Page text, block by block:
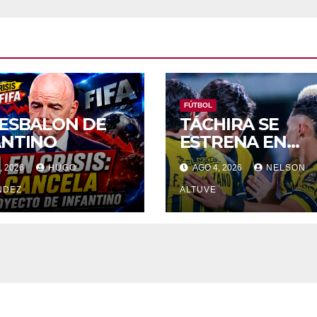
DE
2026 HUGO
FÚTBOL
TÁCHIRA SE
ESTRENA EN
PUEBLO
FRENTE Al
PORTUGUESA
AGO 4, 2026 NELSON
ALTUVE